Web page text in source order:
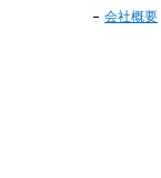
会社概要